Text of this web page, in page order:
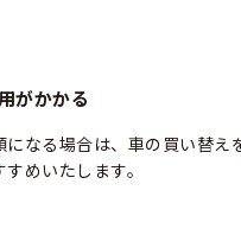
がかかる
になる場合は、車の買い替え
めいたします。